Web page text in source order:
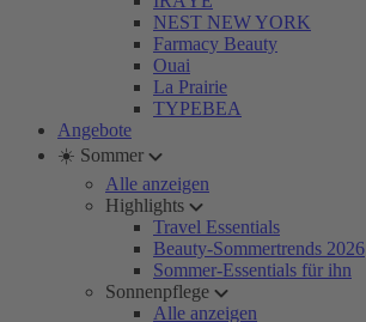
NEST NEW YORK
Farmacy Beauty
Ouai
La Prairie
TYPEBEA
Angebote
☀️ Sommer
Alle anzeigen
Highlights
Travel Essentials
Beauty-Sommertrends 2026
Sommer-Essentials für ihn
Sonnenpflege
Alle anzeigen